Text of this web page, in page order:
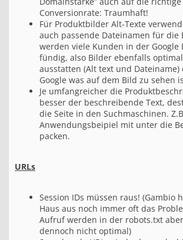
Conversionrate: Traumhaft!
Für Produktbilder Alt-Texte
auch passende Dateinamen für die
werden viele Kunden in der Google
fündig, also Bilder ebenfalls
ausstatten (Alt text und Dateiname)
Google was auf dem Bild zu sehen
Je umfangreicher die
besser der beschreibende Text,
die Seite in den Suchmaschinen.
Anwendungsbeipiel mit unter die
packen.
URLs
Session IDs müssen raus! (Gambio
Haus aus noch immer oft das
Aufruf werden in der robots.txt
dennoch nicht optimal)